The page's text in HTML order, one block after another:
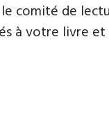
comité de
à votre livre